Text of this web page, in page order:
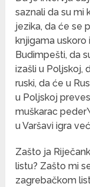
saznali da su mi
jezika, da će se
knjigama uskoro
Budimpešti, da
izašli u Poljskoj,
ruski, da će u
u Poljskoj
muškarac
u Varšavi igra
Zašto ja
listu? Zašto mi
zagrebačkom